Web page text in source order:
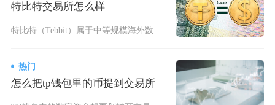
特比特交易所怎么样
特比特（Tebbit）属于中等规模海外数字资产交易平台，适合偏好衍生品交易的投资者，但存在
热门
怎么把tp钱包里的币提到交易所